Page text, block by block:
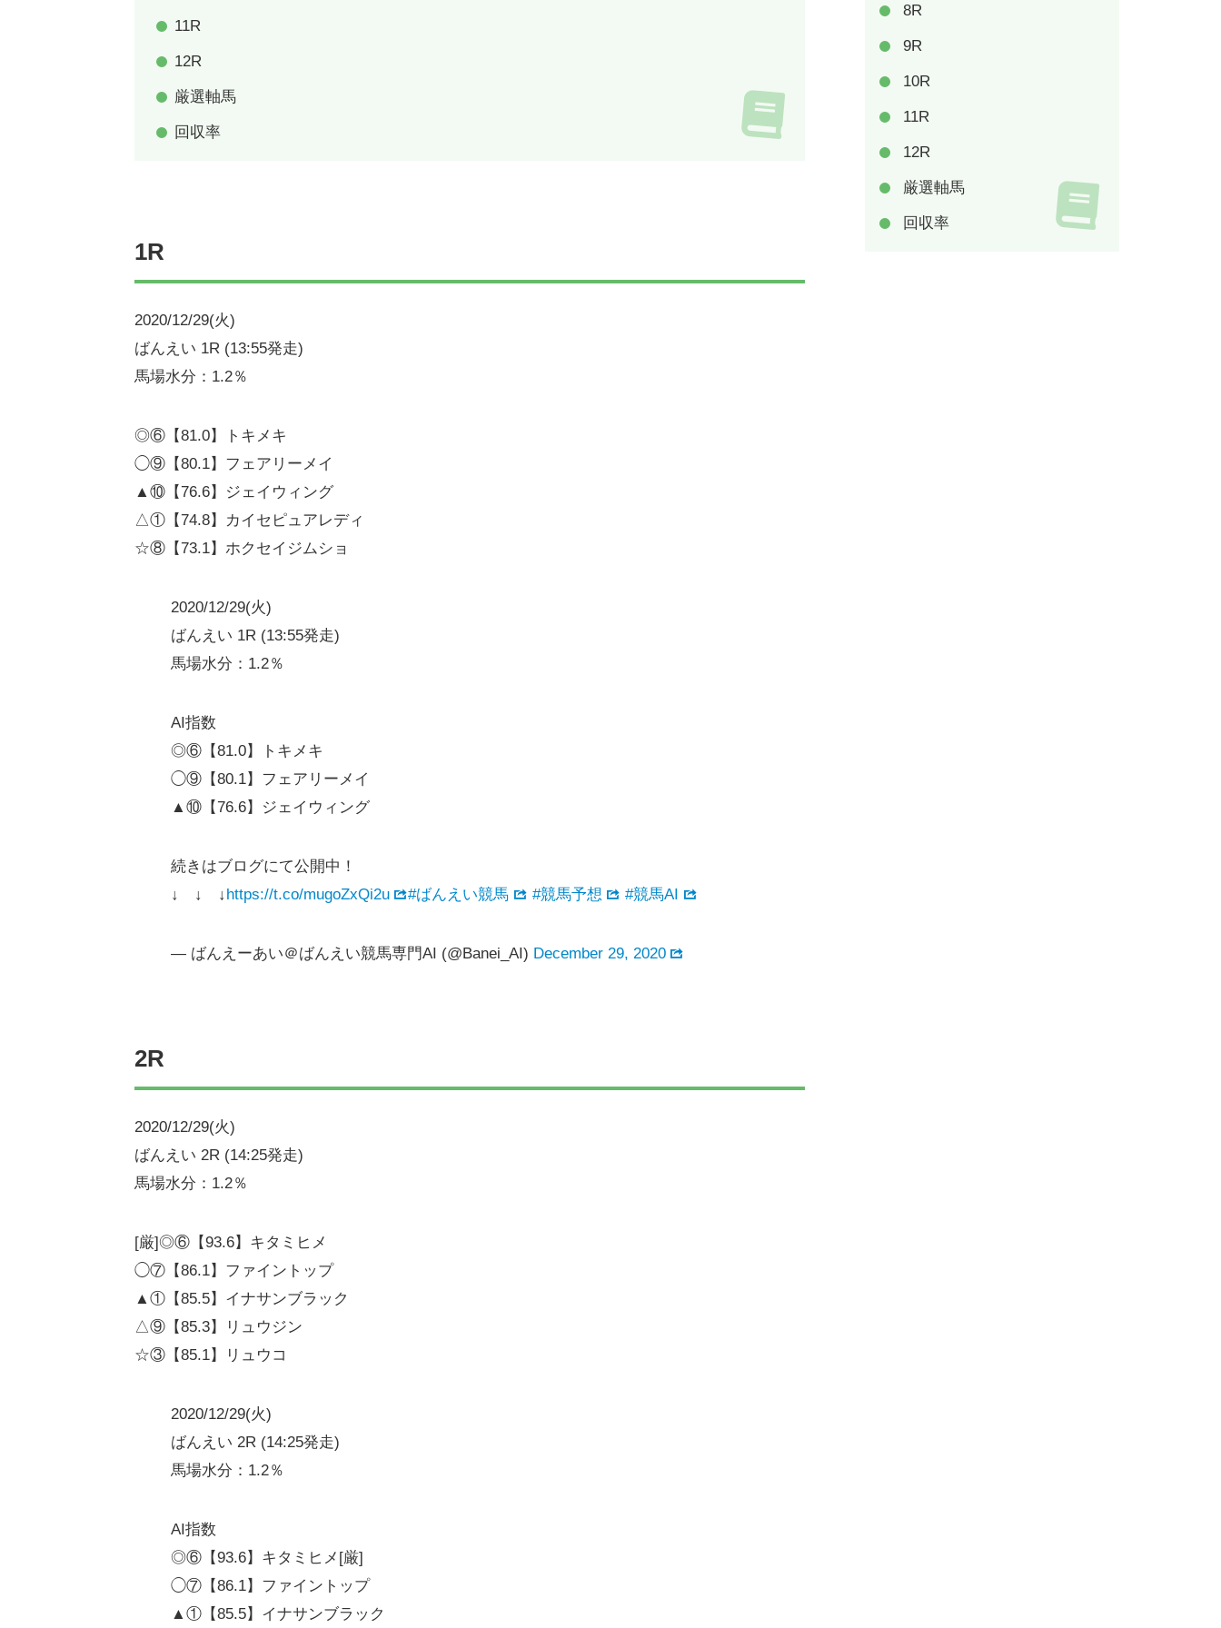
11R
12R
厳選軸馬
回収率
1R
2020/12/29(火)
ばんえい 1R (13:55発走)
馬場水分：1.2％
◎⑥【81.0】トキメキ
◯⑨【80.1】フェアリーメイ
▲⑩【76.6】ジェイウィング
△①【74.8】カイセピュアレディ
☆⑧【73.1】ホクセイジムショ
2020/12/29(火)
ばんえい 1R (13:55発走)
馬場水分：1.2％
AI指数
◎⑥【81.0】トキメキ
◯⑨【80.1】フェアリーメイ
▲⑩【76.6】ジェイウィング
続きはブログにて公開中！
↓ ↓ ↓https://t.co/mugoZxQi2u #ばんえい競馬 #競馬予想 #競馬AI
— ばんえーあい＠ばんえい競馬専門AI (@Banei_AI) December 29, 2020
2R
2020/12/29(火)
ばんえい 2R (14:25発走)
馬場水分：1.2％
[厳]◎⑥【93.6】キタミヒメ
◯⑦【86.1】ファイントップ
▲①【85.5】イナサンブラック
△⑨【85.3】リュウジン
☆③【85.1】リュウコ
2020/12/29(火)
ばんえい 2R (14:25発走)
馬場水分：1.2％
AI指数
◎⑥【93.6】キタミヒメ[厳]
◯⑦【86.1】ファイントップ
▲①【85.5】イナサンブラック
8R
9R
10R
11R
12R
厳選軸馬
回収率